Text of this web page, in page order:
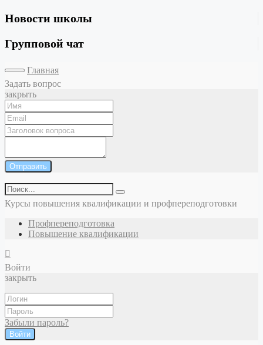
Новости школы
Групповой чат
Главная
Задать вопрос
закрыть
Отправить
Курсы повышения квалификации и профпереподготовки
Профпереподготовка
Повышение квалификации
Войти
закрыть
Забыли пароль?
Войти